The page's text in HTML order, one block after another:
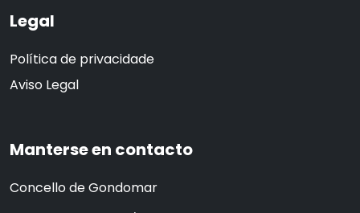
Legal
Política de privacidade
Aviso Legal
Manterse en contacto
Concello de Gondomar